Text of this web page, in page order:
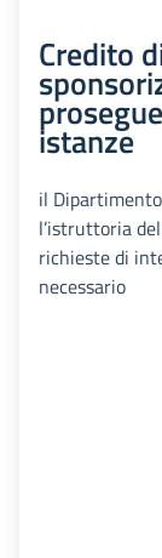
Credito
istanze
il
l’istruttoria
richieste di
necessario